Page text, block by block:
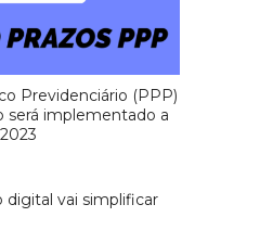
Previdenciário (PPP)
será implementado a
digital vai simplificar